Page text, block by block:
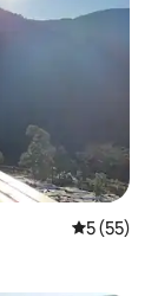
5 (55)